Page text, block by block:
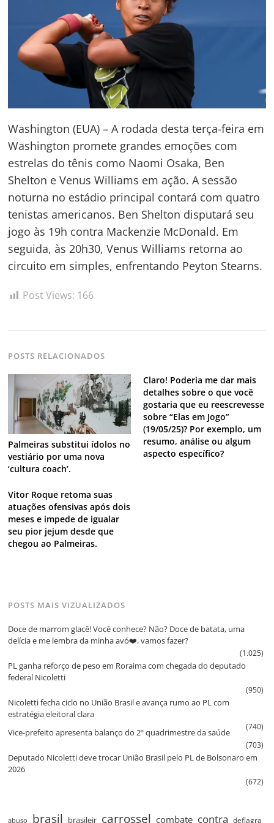
Washington (EUA) – A rodada desta terça-feira em
Washington promete grandes emoções com
estrelas do tênis como Naomi Osaka, Ben
Shelton e Venus Williams em ação. A sessão
noturna no estádio principal contará com quatro
tenistas americanos. Ben Shelton disputará seu
jogo às 19h contra Mackenzie McDonald. Em
seguida, às 20h30, Venus Williams retorna ao
circuito em simples, enfrentando Peyton Stearns.
Post Views: 166
POSTS RELACIONADOS
Palmeiras substitui ídolos no
vestiário por uma nova
‘cultura coach’.
Claro! Poderia me dar mais
detalhes sobre o que você
gostaria que eu reescrevesse
sobre “Elas em Jogo”
(19/05/25)? Por exemplo, um
resumo, análise ou algum
aspecto específico?
Vitor Roque retoma suas
atuações ofensivas após dois
meses e impede de igualar
seu pior jejum desde que
chegou ao Palmeiras.
de
Post
POSTS MAIS VIZUALIZADOS
Doce de marrom glacê! Você conhece? Não? Doce de batata, uma
delícia e me lembra da minha avó❤️, vamos fazer?
(1.025)
PL ganha reforço de peso em Roraima com chegada do deputado
federal Nicoletti
(950)
Nicoletti fecha ciclo no União Brasil e avança rumo ao PL com
estratégia eleitoral clara
(740)
Vice‑prefeito apresenta balanço do 2º quadrimestre da saúde
(703)
Deputado Nicoletti deve trocar União Brasil pelo PL de Bolsonaro em
2026
(672)
abuso brasil brasileir carrossel combate contra deflagra